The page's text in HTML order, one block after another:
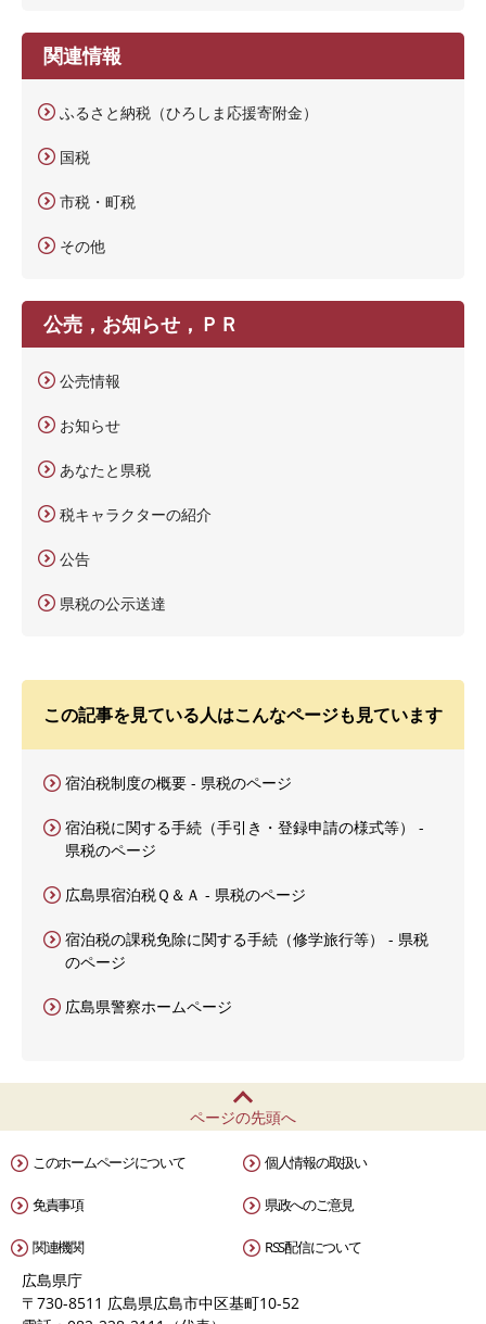
関連情報
ふるさと納税（ひろしま応援寄附金）
国税
市税・町税
その他
公売，お知らせ，ＰＲ
公売情報
お知らせ
あなたと県税
税キャラクターの紹介
公告
県税の公示送達
この記事を見ている人はこんなページも見ています
宿泊税制度の概要 - 県税のページ
宿泊税に関する手続（手引き・登録申請の様式等） -
県税のページ
広島県宿泊税Ｑ＆Ａ - 県税のページ
宿泊税の課税免除に関する手続（修学旅行等） - 県税
のページ
広島県警察ホームページ
ページの先頭へ
このホームページについて 個人情報の取扱い
免責事項 県政へのご意見
関連機関 RSS配信について
広島県庁
〒730-8511 広島県広島市中区基町10-52